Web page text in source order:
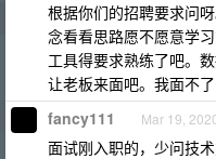
根据你们的招聘要求问
念看看思路愿不愿意学
工具得要求熟练了吧。
让老板来面吧。我面不了
fancy111 Mar 19,
面试刚入职的，少问技